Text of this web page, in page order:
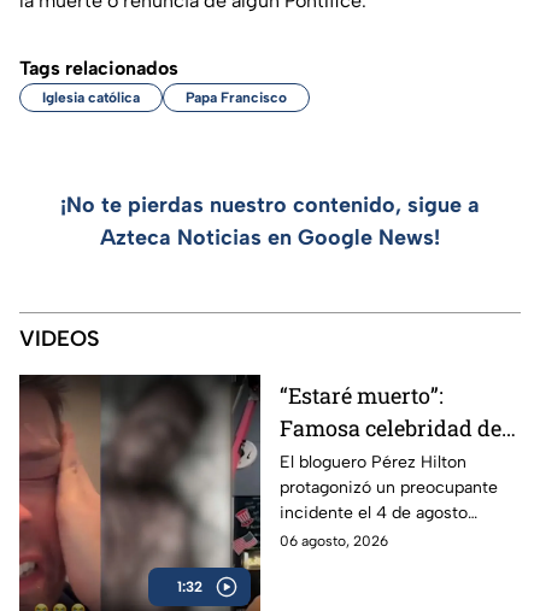
Tags relacionados
Iglesia católica Papa Francisco
¡No te pierdas nuestro contenido, sigue a
Azteca Noticias en Google News!
VIDEOS
1:32
“Estaré muerto”:
Famosa celebridad de
internet se autolesionó
en una transmisión en
vivo
El bloguero Pérez Hilton
protagonizó un preocupante
incidente el 4 de agosto
durante una transmisión en
06 agosto, 2026